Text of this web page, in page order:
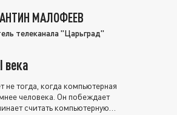
МАЛОФЕЕВ
телеканала "Царьград"
века
тогда, когда компьютерная
человека. Он побеждает
считать компьютерную